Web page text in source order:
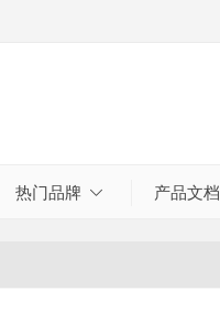
热门品牌 产品文档